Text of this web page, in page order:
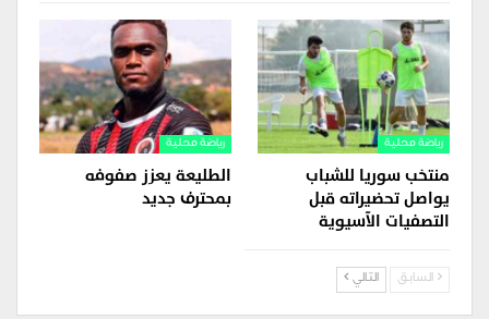
رياضة محلية
منتخب سوريا للشباب
يواصل تحضيراته قبل
التصفيات الآسيوية
رياضة محلية
الطليعة يعزز صفوفه
بمحترف جديد
السابق التالي